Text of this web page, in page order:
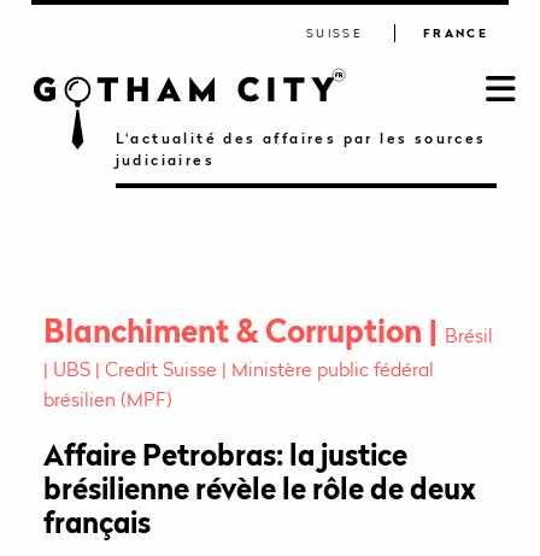
L'actualité des affaires par les sources
judiciaires
SUISSE FRANCE
Blanchiment & Corruption
Brésil
UBS Credit Suisse
Ministère public fédéral
brésilien (MPF)
Affaire Petrobras: la justice
brésilienne révèle le rôle de deux
français